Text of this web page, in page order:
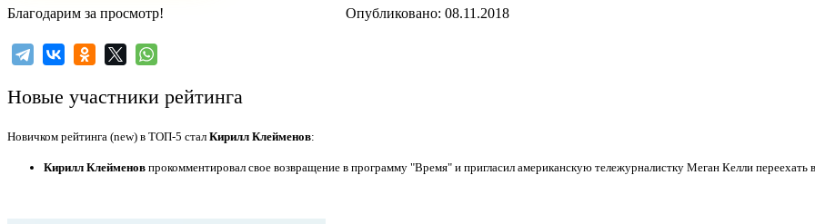
Благодарим за просмотр! Опубликовано: 08.11.2018
Новые участники рейтинга
Новичком рейтинга (new) в ТОП-5 стал Кирилл Клейменов:
Кирилл Клейменов прокомментировал свое возвращение в программу "Время" и пригласил американскую тележурналистку Меган Келли переехать